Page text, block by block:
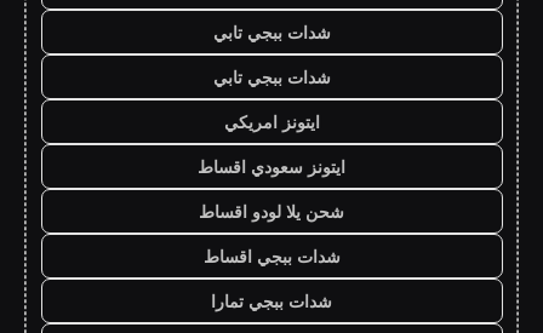
شدات ببجي تابي
شدات ببجي تابي
ايتونز امريكي
ايتونز سعودي اقساط
شحن يلا لودو اقساط
شدات ببجي اقساط
شدات ببجي تمارا